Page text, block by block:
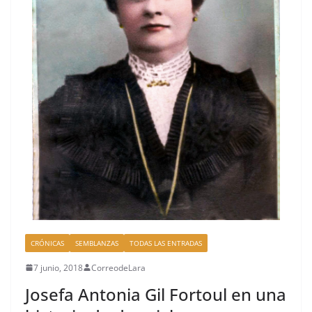
CRÓNICAS SEMBLANZAS TODAS LAS ENTRADAS
7 junio, 2018 CorreodeLara
Josefa Antonia Gil Fortoul en una